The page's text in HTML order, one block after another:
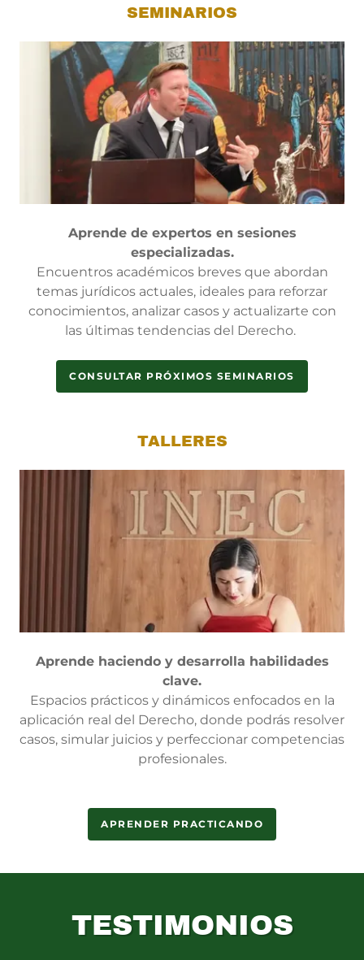
SEMINARIOS
Aprende de expertos en sesiones
especializadas.
Encuentros académicos breves que abordan
temas jurídicos actuales, ideales para reforzar
conocimientos, analizar casos y actualizarte con
las últimas tendencias del Derecho.
CONSULTAR PRÓXIMOS SEMINARIOS
TALLERES
Aprende haciendo y desarrolla habilidades
clave.
Espacios prácticos y dinámicos enfocados en la
aplicación real del Derecho, donde podrás resolver
casos, simular juicios y perfeccionar competencias
profesionales.
APRENDER PRACTICANDO
TESTIMONIOS